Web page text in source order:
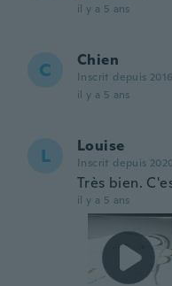
il y a 5 ans
C Chien
Inscrit depuis 2016
il y a 5 ans
L Louise
Inscrit depuis
Très bien.
il y a 5 ans